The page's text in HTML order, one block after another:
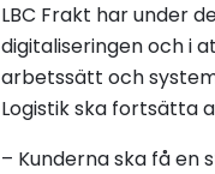
LBC Frakt har under
digitaliseringen och i
arbetssätt och
Logistik ska fortsätta
– Kunderna ska få